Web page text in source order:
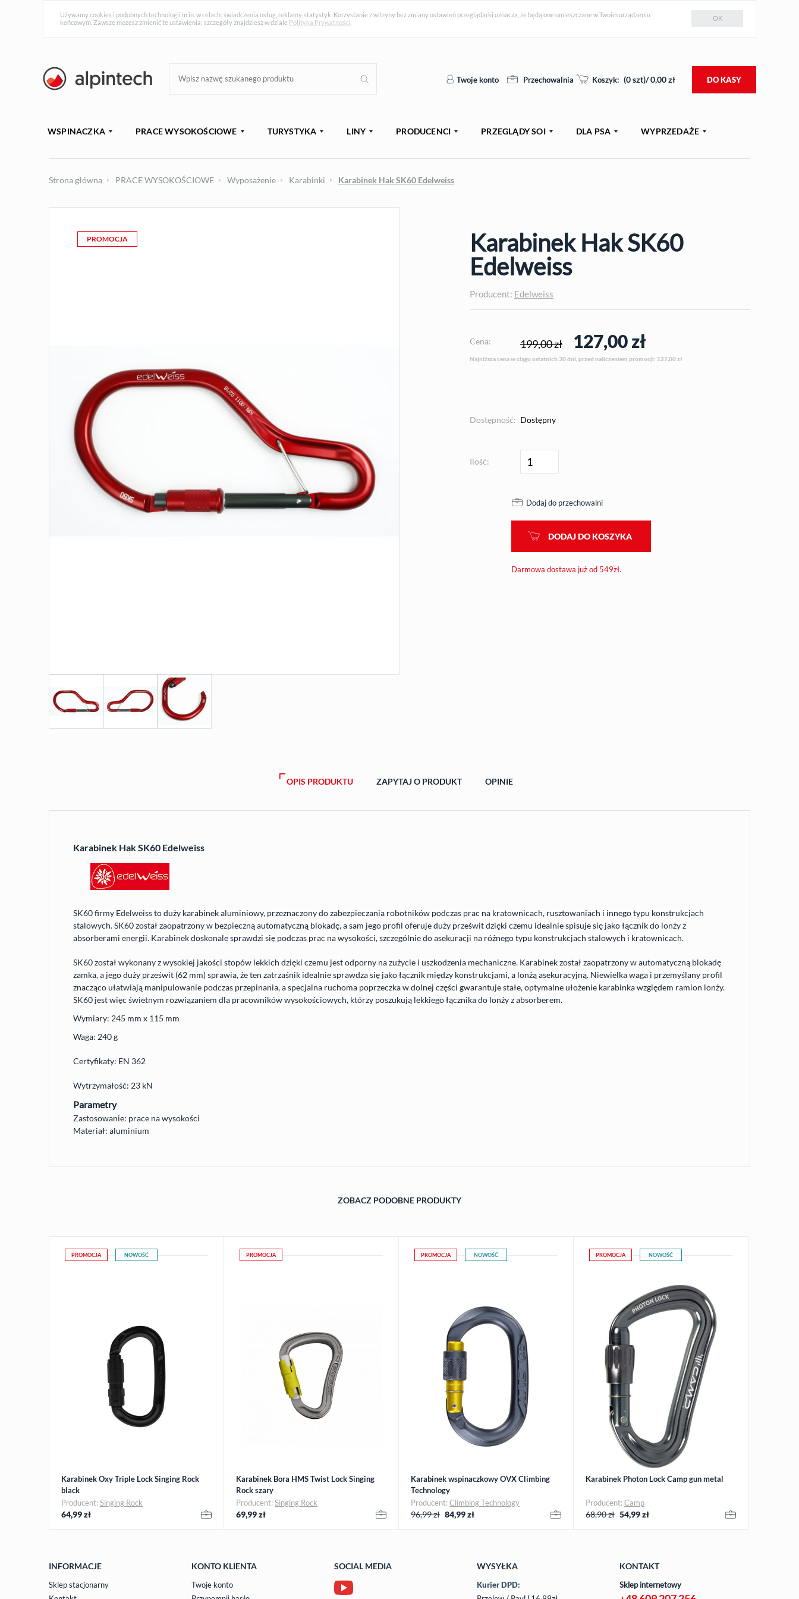
Używamy cookies i podobnych technologii m.in. w celach: świadczenia usług, reklamy, statystyk. Korzystanie z witryny bez zmiany ustawień przeglądarki oznacza, że będą one umieszczane w Twoim urządzeniu
końcowym. Zawsze możesz zmienić te ustawienia; szczegóły znajdziesz w dziale Polityka Prywatności.
OK
Twoje konto Przechowalnia Koszyk: (0szt)/0,00zł DO KASY
WSPINACZKA PRACE WYSOKOŚCIOWE TURYSTYKA LINY PRODUCENCI PRZEGLĄDY SOI DLA PSA WYPRZEDAŻE
Strona główna PRACE WYSOKOŚCIOWE Wyposażenie Karabinki Karabinek Hak SK60 Edelweiss
PROMOCJA PROMOCJAKarabinek Hak SK60
Edelweiss
Producent: Edelweiss
Cena: 199,00 zł 127,00zł
Najniższa cena w ciągu ostatnich 30 dni, przed naliczeniem promocji: 127,00zł
Dostępność: Dostępny
Ilość:
Dodaj do przechowalni
DODAJ DO KOSZYKA
Darmowa dostawa już od 549zł.
OPIS PRODUKTU ZAPYTAJ O PRODUKT OPINIE
Karabinek Hak SK60 Edelweiss
SK60 firmy Edelweiss to duży karabinek aluminiowy, przeznaczony do zabezpieczania robotników podczas prac na kratownicach, rusztowaniach i innego typu konstrukcjach
stalowych. SK60 został zaopatrzony w bezpieczną automatyczną blokadę, a sam jego profil oferuje duży prześwit dzięki czemu idealnie spisuje się jako łącznik do lonży z
absorberami energii. Karabinek doskonale sprawdzi się podczas prac na wysokości, szczególnie do asekuracji na różnego typu konstrukcjach stalowych i kratownicach.
SK60 został wykonany z wysokiej jakości stopów lekkich dzięki czemu jest odporny na zużycie i uszkodzenia mechaniczne. Karabinek został zaopatrzony w automatyczną blokadę
zamka, a jego duży prześwit (62 mm) sprawia, że ten zatrzaśnik idealnie sprawdza się jako łącznik między konstrukcjami, a lonżą asekuracyjną. Niewielka waga i przemyślany profil
znacząco ułatwiają manipulowanie podczas przepinania, a specjalna ruchoma poprzeczka w dolnej części gwarantuje stałe, optymalne ułożenie karabinka względem ramion lonży.
SK60 jest więc świetnym rozwiązaniem dla pracowników wysokościowych, którzy poszukują lekkiego łącznika do lonży z absorberem.
Wymiary: 245 mm x 115 mm
Waga: 240 g
Certyfikaty: EN 362
Wytrzymałość: 23 kN
Parametry
Zastosowanie: prace na wysokości
Materiał: aluminium
ZOBACZ PODOBNE PRODUKTY
PROMOCJA NOWOŚĆ
Karabinek Oxy Triple Lock Singing Rock
black
Producent:Singing Rock
64,99zł
PROMOCJA
Karabinek Bora HMS Twist Lock Singing
Rock szary
Producent:Singing Rock
69,99zł
PROMOCJA NOWOŚĆ
Karabinek wspinaczkowy OVX Climbing
Technology
Producent:Climbing Technology
96,99 zł 84,99zł
PROMOCJA NOWOŚĆ
Karabinek Photon Lock Camp gun metal
Producent:Camp
68,90 zł 54,99zł
INFORMACJE
Sklep stacjonarny
KONTO KLIENTA
Twoje konto
SOCIAL MEDIA WYSYŁKA
Kurier DPD:
KONTAKT
Sklep internetowy